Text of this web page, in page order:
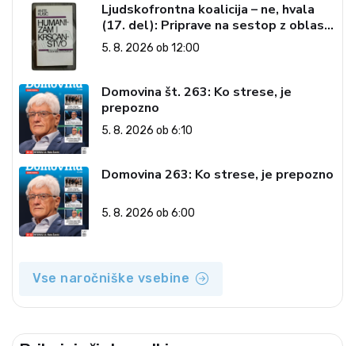
Ljudskofrontna koalicija – ne, hvala
(17. del): Priprave na sestop z oblasti
– dvorska opozicija 6: Gramsci na delu:
Revija 2000 in revolucionarna
5. 8. 2026 ob 12:00
Domovina št. 263: Ko strese, je
prepozno
5. 8. 2026 ob 6:10
Domovina 263: Ko strese, je prepozno
5. 8. 2026 ob 6:00
Vse naročniške vsebine